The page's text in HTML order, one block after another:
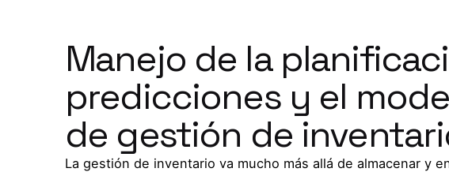
Manejo de la
predicciones y el
de gestión de
La gestión de inventario va mucho más allá de almacenar y